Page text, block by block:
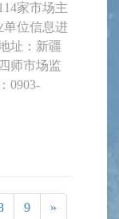
家市场主
单位信息进
址：新疆
师市场监
0903-
9 »